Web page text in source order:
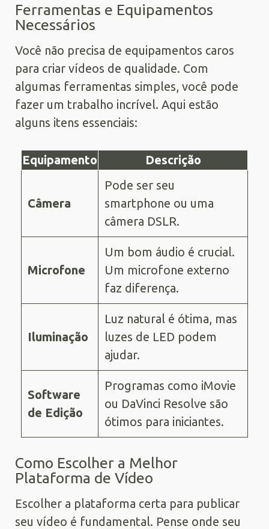
Ferramentas e Equipamentos
Necessários
Você não precisa de equipamentos caros
para criar vídeos de qualidade. Com
algumas ferramentas simples, você pode
fazer um trabalho incrível. Aqui estão
alguns itens essenciais:
Equipamento Descrição
Câmera
Pode ser seu
smartphone ou uma
câmera DSLR.
Microfone
Um bom áudio é crucial.
Um microfone externo
faz diferença.
Iluminação
Luz natural é ótima, mas
luzes de LED podem
ajudar.
Software
de Edição
Programas como iMovie
ou DaVinci Resolve são
ótimos para iniciantes.
Como Escolher a Melhor
Plataforma de Vídeo
Escolher a plataforma certa para publicar
seu vídeo é fundamental. Pense onde seu